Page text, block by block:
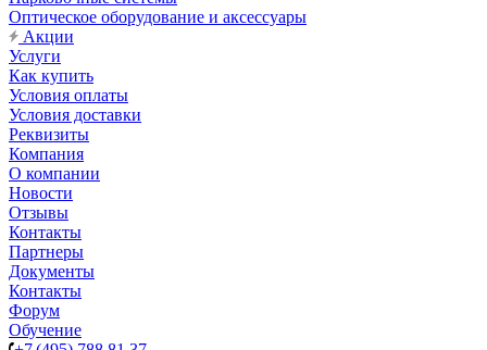
Оптическое оборудование и аксессуары
Акции
Услуги
Как купить
Условия оплаты
Условия доставки
Реквизиты
Компания
О компании
Новости
Отзывы
Контакты
Партнеры
Документы
Контакты
Форум
Обучение